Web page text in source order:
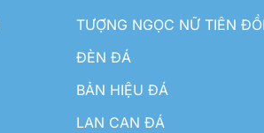
TƯỢNG NGỌC NỮ TIÊN
ĐÈN ĐÁ
BẢN HIỆU ĐÁ
LAN CAN ĐÁ